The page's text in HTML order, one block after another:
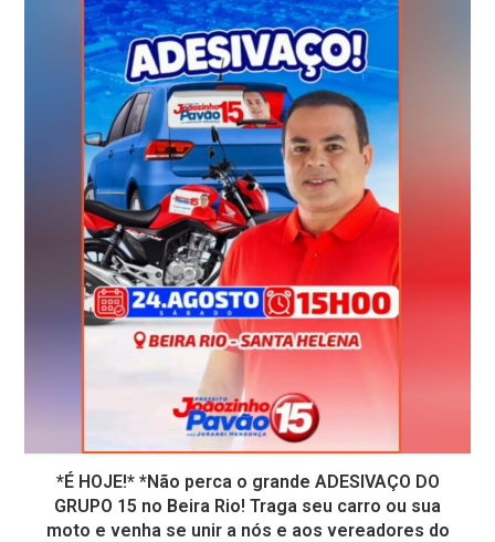
*É HOJE!* *Não perca o grande ADESIVAÇO DO
GRUPO 15 no Beira Rio! Traga seu carro ou sua
moto e venha se unir a nós e aos vereadores do